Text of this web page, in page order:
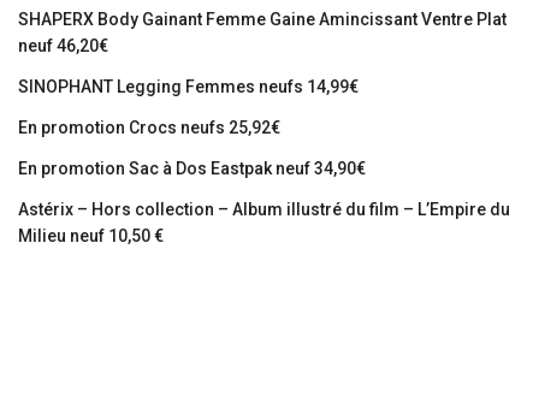
SHAPERX Body Gainant Femme Gaine Amincissant Ventre Plat
neuf 46,20€
SINOPHANT Legging Femmes neufs 14,99€
En promotion Crocs neufs 25,92€
En promotion Sac à Dos Eastpak neuf 34,90€
Astérix – Hors collection – Album illustré du film – L’Empire du
Milieu neuf 10,50 €